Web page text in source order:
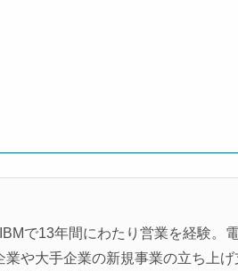
で13年間にわたり営業を経験。
や大手企業の新規事業の立ち上